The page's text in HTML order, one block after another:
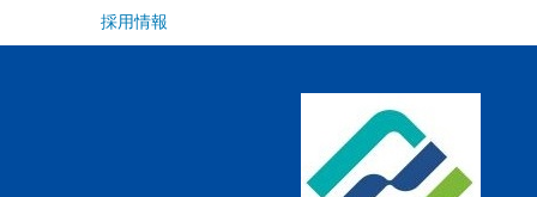
採用情報